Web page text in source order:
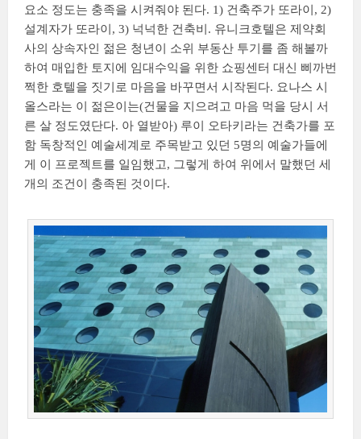
요소 정도는 충족을 시켜줘야 된다. 1) 건축주가 또라이, 2)
설계자가 또라이, 3) 넉넉한 건축비. 유니크호텔은 제약회
사의 상속자인 젊은 청년이 소위 부동산 투기를 좀 해볼까
하여 매입한 토지에 임대수익을 위한 쇼핑센터 대신 삐까번
쩍한 호텔을 짓기로 마음을 바꾸면서 시작된다. 요나스 시
올스라는 이 젊은이는(건물을 지으려고 마음 먹을 당시 서
른 살 정도였단다. 아 열받아) 루이 오타키라는 건축가를 포
함 독창적인 예술세계로 주목받고 있던 5명의 예술가들에
게 이 프로젝트를 일임했고, 그렇게 하여 위에서 말했던 세
개의 조건이 충족된 것이다.